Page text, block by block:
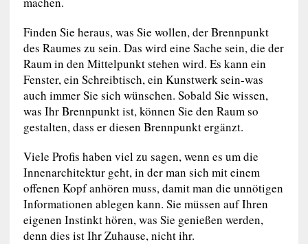
Finden Sie heraus, was Sie wollen, der Brennpunkt
des Raumes zu sein. Das wird eine Sache sein, die der
Raum in den Mittelpunkt stehen wird. Es kann ein
Fenster, ein Schreibtisch, ein Kunstwerk sein-was
auch immer Sie sich wünschen. Sobald Sie wissen,
was Ihr Brennpunkt ist, können Sie den Raum so
gestalten, dass er diesen Brennpunkt ergänzt.
Viele Profis haben viel zu sagen, wenn es um die
Innenarchitektur geht, in der man sich mit einem
offenen Kopf anhören muss, damit man die unnötigen
Informationen ablegen kann. Sie müssen auf Ihren
eigenen Instinkt hören, was Sie genießen werden,
denn dies ist Ihr Zuhause, nicht ihr.